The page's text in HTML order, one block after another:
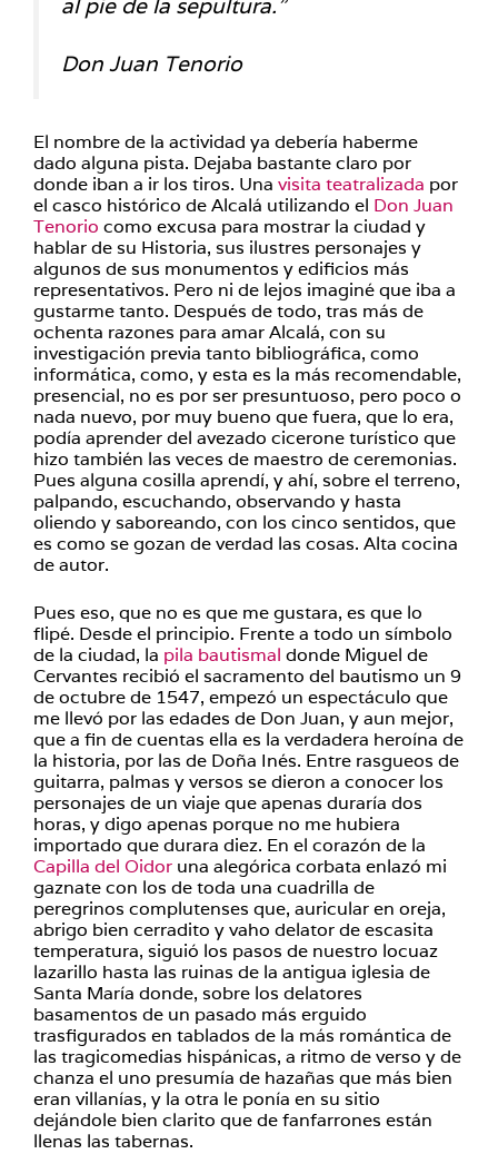
al pie de la sepultura.”
Don Juan Tenorio
El nombre de la actividad ya debería haberme
dado alguna pista. Dejaba bastante claro por
donde iban a ir los tiros. Una visita teatralizada por
el casco histórico de Alcalá utilizando el Don Juan
Tenorio como excusa para mostrar la ciudad y
hablar de su Historia, sus ilustres personajes y
algunos de sus monumentos y edificios más
representativos. Pero ni de lejos imaginé que iba a
gustarme tanto. Después de todo, tras más de
ochenta razones para amar Alcalá, con su
investigación previa tanto bibliográfica, como
informática, como, y esta es la más recomendable,
presencial, no es por ser presuntuoso, pero poco o
nada nuevo, por muy bueno que fuera, que lo era,
podía aprender del avezado cicerone turístico que
hizo también las veces de maestro de ceremonias.
Pues alguna cosilla aprendí, y ahí, sobre el terreno,
palpando, escuchando, observando y hasta
oliendo y saboreando, con los cinco sentidos, que
es como se gozan de verdad las cosas. Alta cocina
de autor.
Pues eso, que no es que me gustara, es que lo
flipé. Desde el principio. Frente a todo un símbolo
de la ciudad, la pila bautismal donde Miguel de
Cervantes recibió el sacramento del bautismo un 9
de octubre de 1547, empezó un espectáculo que
me llevó por las edades de Don Juan, y aun mejor,
que a fin de cuentas ella es la verdadera heroína de
la historia, por las de Doña Inés. Entre rasgueos de
guitarra, palmas y versos se dieron a conocer los
personajes de un viaje que apenas duraría dos
horas, y digo apenas porque no me hubiera
importado que durara diez. En el corazón de la
Capilla del Oidor una alegórica corbata enlazó mi
gaznate con los de toda una cuadrilla de
peregrinos complutenses que, auricular en oreja,
abrigo bien cerradito y vaho delator de escasita
temperatura, siguió los pasos de nuestro locuaz
lazarillo hasta las ruinas de la antigua iglesia de
Santa María donde, sobre los delatores
basamentos de un pasado más erguido
trasfigurados en tablados de la más romántica de
las tragicomedias hispánicas, a ritmo de verso y de
chanza el uno presumía de hazañas que más bien
eran villanías, y la otra le ponía en su sitio
dejándole bien clarito que de fanfarrones están
llenas las tabernas.